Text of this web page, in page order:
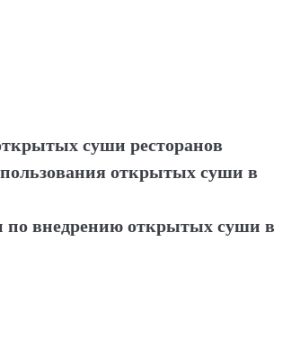
суши ресторанов
открытых суши в
по внедрению открытых суши в